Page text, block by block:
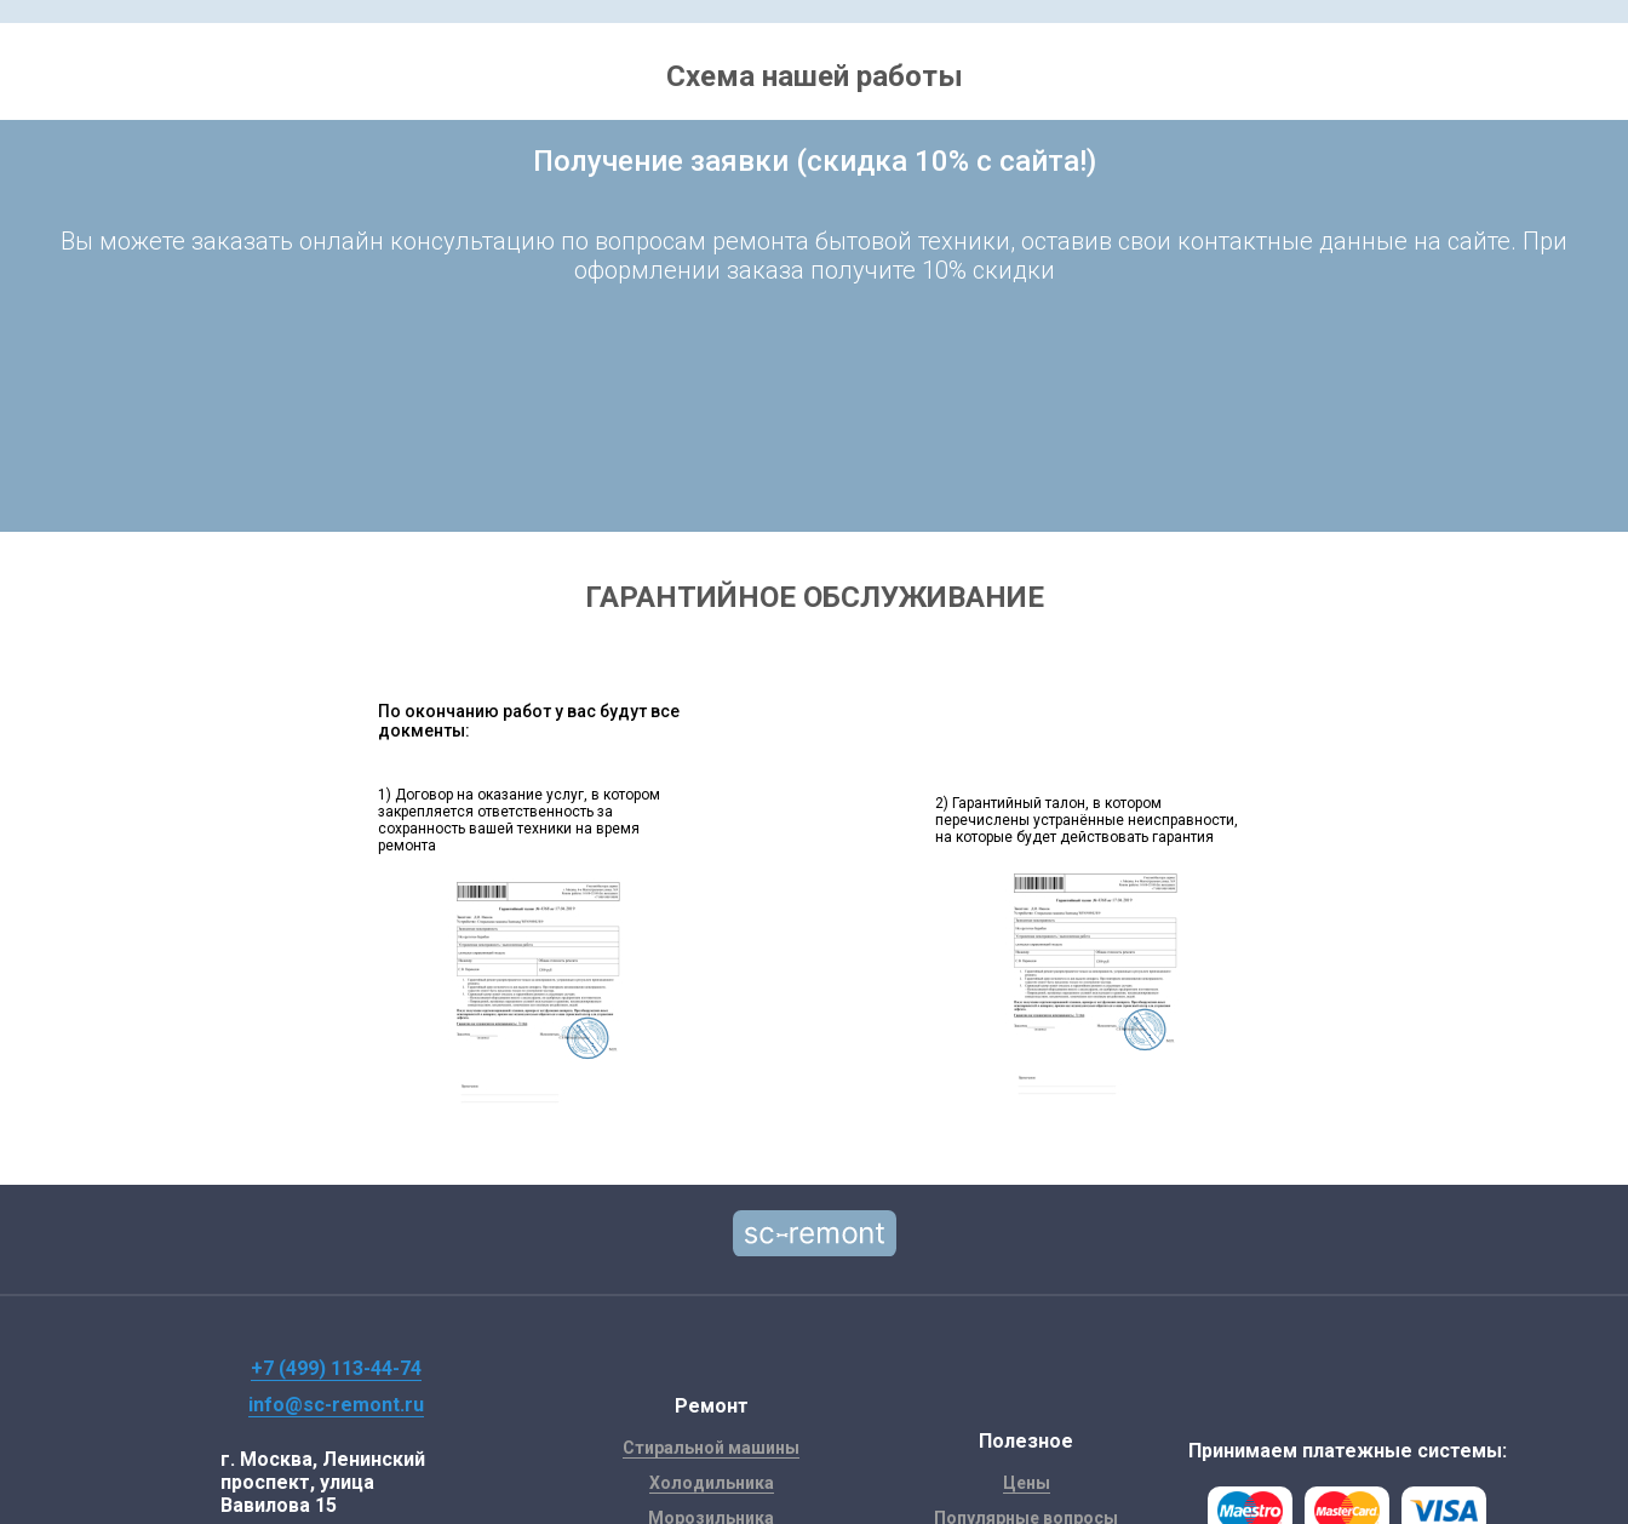
Схема нашей работы
Получение заявки (скидка 10% с сайта!)
Вы можете заказать онлайн консультацию по вопросам ремонта бытовой техники, оставив свои контактные данные на сайте. При
оформлении заказа получите 10% скидки
ГАРАНТИЙНОЕ ОБСЛУЖИВАНИЕ
По окончанию работ у вас будут все
докменты:
1) Договор на оказание услуг, в котором
закрепляется ответственность за
сохранность вашей техники на время
ремонта
2) Гарантийный талон, в котором
перечислены устранённые неисправности,
на которые будет действовать гарантия
+7 (499) 113-44-74
info@sc-remont.ru
г. Москва, Ленинский
проспект, улица
Вавилова 15
Ремонт
Стиральной машины
Холодильника
Морозильника
Полезное
Цены
Популярные вопросы
Принимаем платежные системы: